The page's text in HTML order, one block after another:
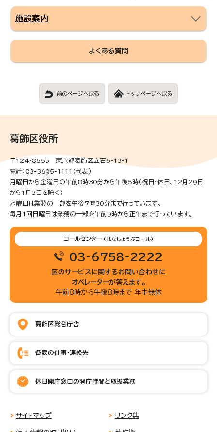
施設案内
よくある質問
前のページへ戻る トップページへ戻る
葛飾区役所
〒124-8555 東京都葛飾区立石5-13-1
電話：03-3695-1111（代表）
月曜日から金曜日の午前8時30分から午後5時(祝日・休日、12月29日
から1月3日を除く)
水曜日は業務の一部を午後7時30分まで行っています。
毎月1回日曜日は業務の一部を午前9時から正午まで行っています。
コールセンター (はなしょうぶコール)
03-6758-2222
区のサービスに関するお問い合わせに
オペレーターが答えます。
午前8時から午後8時まで 年中無休
葛飾区総合庁舎
各課の仕事・連絡先
休日開庁窓口の開庁時間と取扱業務
サイトマップ リンク集